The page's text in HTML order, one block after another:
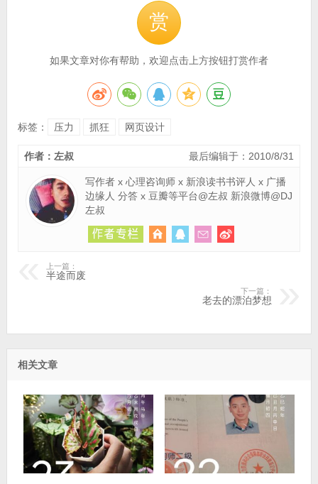
赏
如果文章对你有帮助，欢迎点击上方按钮打赏作者
标签： 压力 抓狂 网页设计
最后编辑于：2010/8/31
作者：左叔
写作者 x 心理咨询师 x 新浪读书书评人 x 广播
边缘人 分答 x 豆瓣等平台@左叔 新浪微博@DJ
左叔
上一篇：
半途而废
下一篇：
老去的漂泊梦想
相关文章